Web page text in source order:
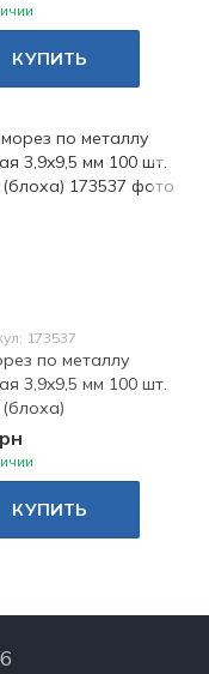
КУПИТЬ
173537
по металлу
3,9x9,5 мм 100 шт.
КУПИТЬ